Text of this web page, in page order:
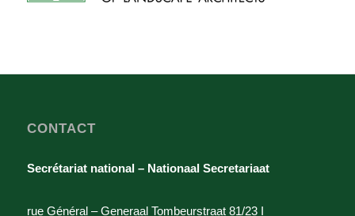
CONTACT
Secrétariat national – Nationaal Secretariaat
rue Général – Generaal Tombeurstraat 81/23 I